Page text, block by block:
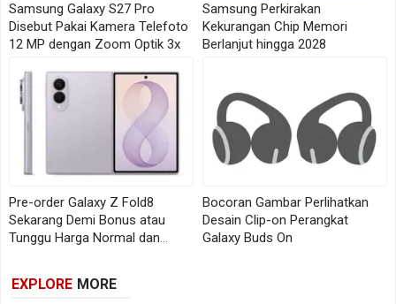
tanpa hambatan.
Dari segi keamanan, Galaxy A06 5G dilengkapi fitur
Samsung Knox Vault. Sistem ini menjaga data
penting seperti PIN dan password di lingkungan
terisolasi. Fitur Auto Blocker juga tersedia untuk
mencegah instalasi aplikasi dari sumber yang tidak
resmi.
Auto Blocker di Galaxy A06 5G melawan instalasi APK berbahaya yang
berpotensi mencuri datamu (Samsung)
Antarmuka Modern dengan One UI 7 dan
Samsung Galaxy S27 Pro
Disebut Pakai Kamera Telefoto
12 MP dengan Zoom Optik 3x
Samsung Perkirakan
Kekurangan Chip Memori
Berlanjut hingga 2028
Pre-order Galaxy Z Fold8
Sekarang Demi Bonus atau
Tunggu Harga Normal dan
Bocoran Gambar Perlihatkan
Desain Clip-on Perangkat
Galaxy Buds On
EXPLORE MORE